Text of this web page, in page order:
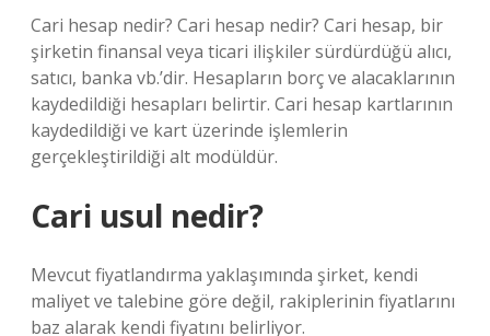
Cari hesap nedir? Cari hesap nedir? Cari hesap, bir
şirketin finansal veya ticari ilişkiler sürdürdüğü alıcı,
satıcı, banka vb.’dir. Hesapların borç ve alacaklarının
kaydedildiği hesapları belirtir. Cari hesap kartlarının
kaydedildiği ve kart üzerinde işlemlerin
gerçekleştirildiği alt modüldür.
Cari usul nedir?
Mevcut fiyatlandırma yaklaşımında şirket, kendi
maliyet ve talebine göre değil, rakiplerinin fiyatlarını
baz alarak kendi fiyatını belirliyor.